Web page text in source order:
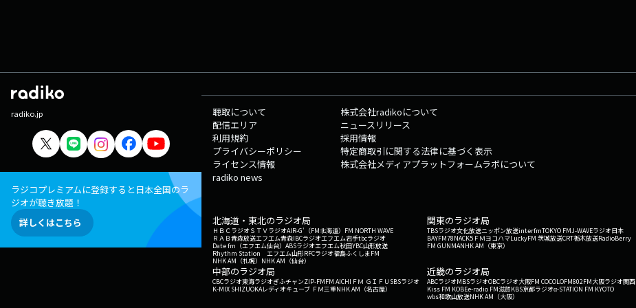
radiko.jp
ラジコプレミアムに登録すると日本全国のラ
ジオが聴き放題！
詳しくはこちら
聴取について
配信エリア
利用規約
プライバシーポリシー
ライセンス情報
radiko news
株式会社radikoについて
ニュースリリース
採用情報
特定商取引に関する法律に基づく表示
株式会社メディアプラットフォームラボについて
北海道・東北のラジオ局
ＨＢＣラジオＳＴＶラジオAIR-G'（FM北海道） FM NORTH WAVE
ＲＡＢ青森放送エフエム青森IBCラジオエフエム岩手tbcラジオ
Date fm（エフエム仙台） ABSラジオエフエム秋田YBC山形放送
Rhythm Station エフエム山形RFCラジオ福島ふくしまFM
NHK AM（札幌） NHK AM（仙台）
関東のラジオ局
TBSラジオ文化放送ニッポン放送interfmTOKYO FMJ-WAVEラジオ日本
BAYFM78NACK5 ＦＭヨコハマLuckyFM 茨城放送CRT栃木放送RadioBerry
FM GUNMANHK AM（東京）
中部のラジオ局
CBCラジオ東海ラジオぎふチャンZIP-FMFM AICHI ＦＭ ＧＩＦＵ SBSラジオ
K-MIX SHIZUOKAレディオキューブ ＦＭ三重NHK AM（名古屋）
近畿のラジオ局
ABCラジオMBSラジオOBCラジオ大阪FM COCOLOFM802FM大阪ラジオ関西
Kiss FM KOBEe-radio FM滋賀KBS京都ラジオα-STATION FM KYOTO
wbs和歌山放送NHK AM（大阪）